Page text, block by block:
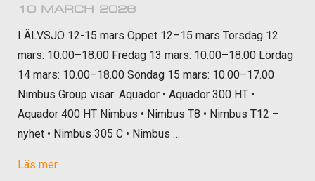
10 MARCH 2026
I ÄLVSJÖ 12-15 mars Öppet 12–15 mars Torsdag 12
mars: 10.00–18.00 Fredag 13 mars: 10.00–18.00 Lördag
14 mars: 10.00–18.00 Söndag 15 mars: 10.00–17.00
Nimbus Group visar: Aquador • Aquador 300 HT •
Aquador 400 HT Nimbus • Nimbus T8 • Nimbus T12 –
nyhet • Nimbus 305 C • Nimbus …
Läs mer